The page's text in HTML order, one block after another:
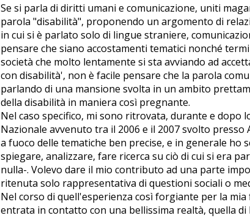
Se si parla di diritti umani e comunicazione, uniti
parola "disabilità", proponendo un argomento di
in cui si è parlato solo di lingue straniere,
pensare che siano accostamenti tematici nonché
società che molto lentamente si sta avviando ad
con disabilità', non è facile pensare che la parola
parlando di una mansione svolta in un ambito
della disabilità in maniera così pregnante.
Nel caso specifico, mi sono ritrovata, durante e dopo
Nazionale avvenuto tra il 2006 e il 2007 svolto presso
a fuoco delle tematiche ben precise, e in generale ho
spiegare, analizzare, fare ricerca su ciò di cui si era
nulla-. Volevo dare il mio contributo ad una parte
ritenuta solo rappresentativa di questioni sociali o
Nel corso di quell'esperienza così forgiante per la
entrata in contatto con una bellissima realtà, quella